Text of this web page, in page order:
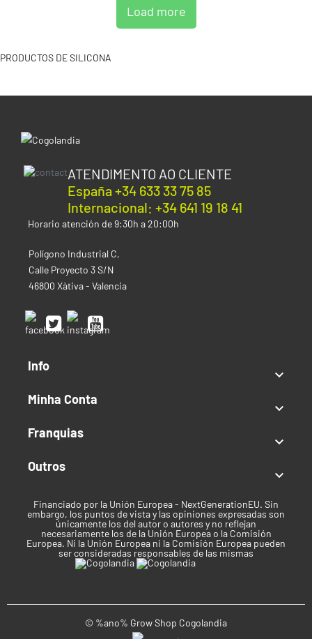
Load more
PRODUCTOS DE SILICONA
ATENDIMENTO AO CLIENTE
España +34 633 33 75 85
Internacional: +34 641 19 18 41
Horario atención de 9:30h a 20:00h
Polígono Industrial C,
Calle Proyecto 3 S/N
46800 Xàtiva - Valencia
Info

Minha Conta

Franquias

Outros

Financiado por la Unión Europea - NextGenerationEU. Sin
embargo, los puntos de vista y las opiniones expresadas son
únicamente los del autor o autores y no reflejan
necesariamente los de la Unión Europea o la Comisión
Europea. Ni la Unión Europea ni la Comisión Europea pueden
ser consideradas responsables de las mismas
© %ano% Grow Shop Cogolandia